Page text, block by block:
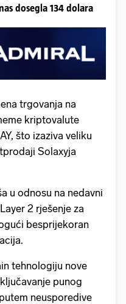
dosegla 134 dolara
trgovanja na
kriptovalute
što izaziva veliku
Solaxyja
u odnosu na nedavni
2 rješenje za
besprijekoran
tehnologiju nove
punog
neusporedive